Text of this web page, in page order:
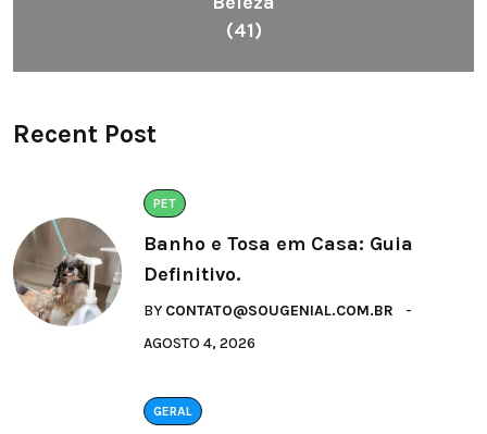
(41)
Recent Post
PET
Banho e Tosa em Casa: Guia
Definitivo.
BY CONTATO@SOUGENIAL.COM.BR
AGOSTO 4, 2026
GERAL